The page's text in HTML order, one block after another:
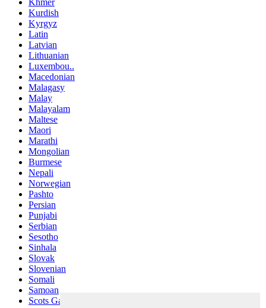
Kurdish
Kyrgyz
Latin
Latvian
Lithuanian
Luxembou..
Macedonian
Malagasy
Malay
Malayalam
Maltese
Maori
Marathi
Mongolian
Burmese
Nepali
Norwegian
Pashto
Persian
Punjabi
Serbian
Sesotho
Sinhala
Slovak
Slovenian
Somali
Samoan
Scots Gaelic